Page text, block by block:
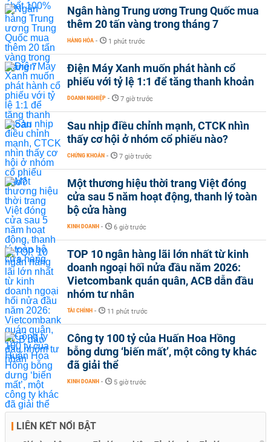
Ngân hàng Trung ương Trung Quốc mua
thêm 20 tấn vàng trong tháng 7
HÀNG HÓA - 1 phút trước
Điện Máy Xanh muốn phát hành cổ
phiếu với tỷ lệ 1:1 để tăng thanh khoản
DOANH NGHIỆP - 7 giờ trước
Sau nhịp điều chỉnh mạnh, CTCK nhìn
thấy cơ hội ở nhóm cổ phiếu nào?
CHỨNG KHOÁN - 7 giờ trước
Một thương hiệu thời trang Việt đóng
cửa sau 5 năm hoạt động, thanh lý toàn
bộ cửa hàng
KINH DOANH - 6 giờ trước
TOP 10 ngân hàng lãi lớn nhất từ kinh
doanh ngoại hối nửa đầu năm 2026:
Vietcombank quán quân, ACB dẫn đầu
nhóm tư nhân
TÀI CHÍNH - 11 phút trước
Công ty 100 tỷ của Huấn Hoa Hồng
bỗng dưng ‘biến mất’, một công ty khác
đã giải thể
KINH DOANH - 5 giờ trước
LIÊN KẾT NỔI BẬT